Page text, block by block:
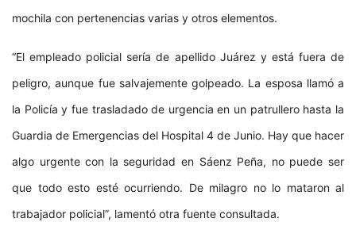
mochila con pertenencias varias y otros elementos.
“El empleado policial sería de apellido Juárez y está fuera de
peligro, aunque fue salvajemente golpeado. La esposa llamó a
la Policía y fue trasladado de urgencia en un patrullero hasta la
Guardia de Emergencias del Hospital 4 de Junio. Hay que hacer
algo urgente con la seguridad en Sáenz Peña, no puede ser
que todo esto esté ocurriendo. De milagro no lo mataron al
trabajador policial”, lamentó otra fuente consultada.